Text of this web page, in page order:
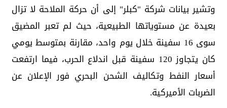
وتشير بيانات شركة "كبلر" إلى أن حركة الملاحة لا تزال
بعيدة عن مستوياتها الطبيعية، حيث لم تعبر المضيق
سوى 16 سفينة خلال يوم واحد، مقارنة بمتوسط يومي
كان يتجاوز 120 سفينة قبل اندلاع الحرب، فيما ارتفعت
أسعار النفط وتكاليف الشحن البحري فور الإعلان عن
الضربات الأميركية.